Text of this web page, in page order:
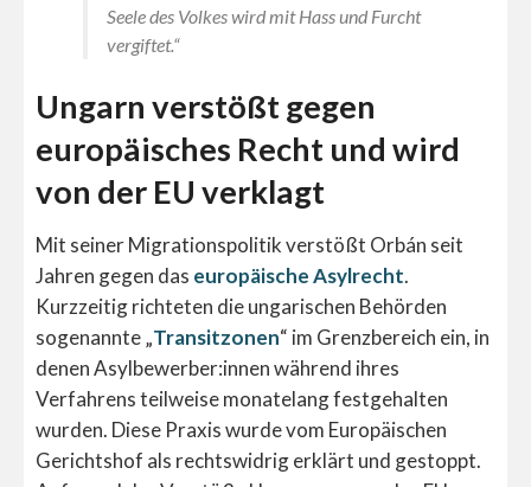
Seele des Volkes wird mit Hass und Furcht
vergiftet.“
Ungarn verstößt gegen
europäisches Recht und wird
von der EU verklagt
Mit seiner Migrationspolitik verstößt Orbán seit
Jahren gegen das europäische Asylrecht.
Kurzzeitig richteten die ungarischen Behörden
sogenannte „Transitzonen“ im Grenzbereich ein, in
denen Asylbewerber:innen während ihres
Verfahrens teilweise monatelang festgehalten
wurden. Diese Praxis wurde vom Europäischen
Gerichtshof als rechtswidrig erklärt und gestoppt.